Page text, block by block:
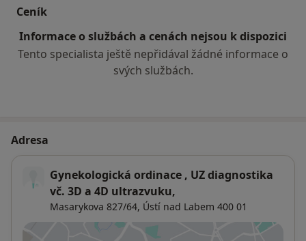
Ceník
Informace o službách a cenách nejsou k dispozici
Tento specialista ještě nepřidával žádné informace o
svých službách.
Adresa
Gynekologická ordinace , UZ diagnostika
vč. 3D a 4D ultrazvuku,
Masarykova 827/64, Ústí nad Labem 400 01